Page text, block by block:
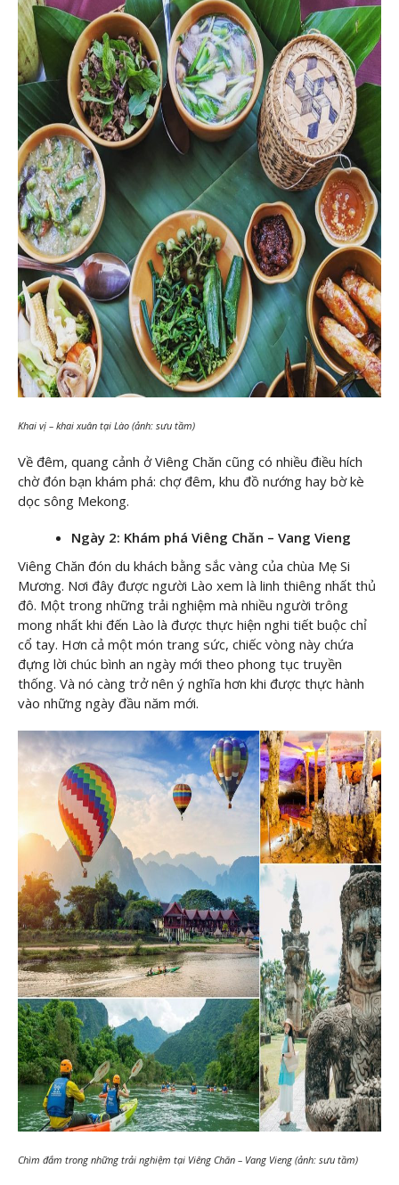
Khai vị – khai xuân tại Lào (ảnh: sưu tầm)
Về đêm, quang cảnh ở Viêng Chăn cũng có nhiều điều hích
chờ đón bạn khám phá: chợ đêm, khu đồ nướng hay bờ kè
dọc sông Mekong.
Ngày 2: Khám phá Viêng Chăn – Vang Vieng
Viêng Chăn đón du khách bằng sắc vàng của chùa Mẹ Si
Mương. Nơi đây được người Lào xem là linh thiêng nhất thủ
đô. Một trong những trải nghiệm mà nhiều người trông
mong nhất khi đến Lào là được thực hiện nghi tiết buộc chỉ
cổ tay. Hơn cả một món trang sức, chiếc vòng này chứa
đựng lời chúc bình an ngày mới theo phong tục truyền
thống. Và nó càng trở nên ý nghĩa hơn khi được thực hành
vào những ngày đầu năm mới.
Chìm đắm trong những trải nghiệm tại Viêng Chăn – Vang Vieng (ảnh: sưu tầm)